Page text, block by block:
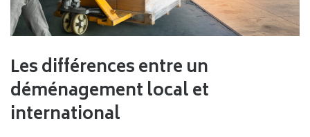
Les différences entre un
déménagement local et
international